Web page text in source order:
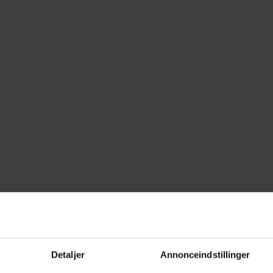
Detaljer Annonceindstillinger